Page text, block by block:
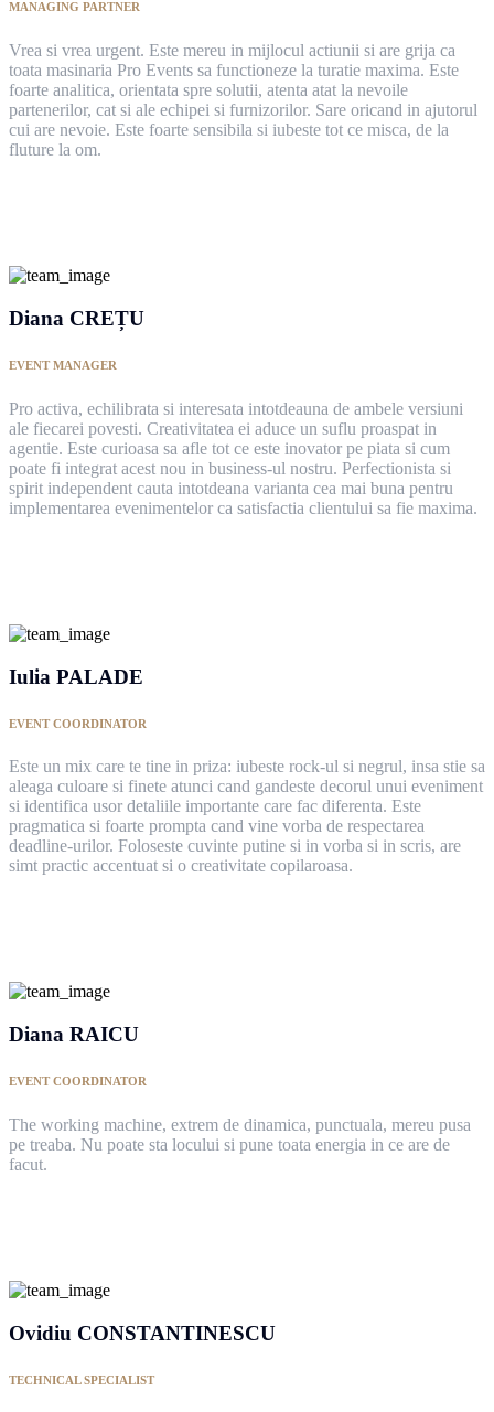
MANAGING PARTNER
Vrea si vrea urgent. Este mereu in mijlocul actiunii si are grija ca
toata masinaria Pro Events sa functioneze la turatie maxima. Este
foarte analitica, orientata spre solutii, atenta atat la nevoile
partenerilor, cat si ale echipei si furnizorilor. Sare oricand in ajutorul
cui are nevoie. Este foarte sensibila si iubeste tot ce misca, de la
fluture la om.
Diana CREȚU
EVENT MANAGER
Pro activa, echilibrata si interesata intotdeauna de ambele versiuni
ale fiecarei povesti. Creativitatea ei aduce un suflu proaspat in
agentie. Este curioasa sa afle tot ce este inovator pe piata si cum
poate fi integrat acest nou in business-ul nostru. Perfectionista si
spirit independent cauta intotdeana varianta cea mai buna pentru
implementarea evenimentelor ca satisfactia clientului sa fie maxima.
Iulia PALADE
EVENT COORDINATOR
Este un mix care te tine in priza: iubeste rock-ul si negrul, insa stie sa
aleaga culoare si finete atunci cand gandeste decorul unui eveniment
si identifica usor detaliile importante care fac diferenta. Este
pragmatica si foarte prompta cand vine vorba de respectarea
deadline-urilor. Foloseste cuvinte putine si in vorba si in scris, are
simt practic accentuat si o creativitate copilaroasa.
Diana RAICU
EVENT COORDINATOR
The working machine, extrem de dinamica, punctuala, mereu pusa
pe treaba. Nu poate sta locului si pune toata energia in ce are de
facut.
Ovidiu CONSTANTINESCU
TECHNICAL SPECIALIST